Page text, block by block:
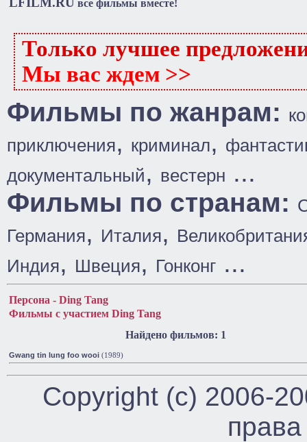
все фильмы вместе!
Только лучшее
Мы вас ждем >>
Фильмы по жанрам:
приключения, криминал,
документальный, вестерн ...
Фильмы по странам:
Германия, Италия,
Индия, Швеция, Гонконг ...
Персона - Ding Tang
Фильмы с участием Ding Tang
Найдено фильмов: 1
Gwang tin lung foo wooi (1989)
Copyright (c) 2006-